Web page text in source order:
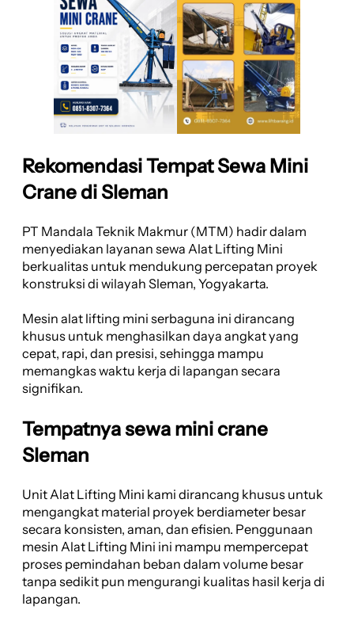
Rekomendasi Tempat Sewa Mini
Crane di Sleman
PT Mandala Teknik Makmur (MTM) hadir dalam
menyediakan layanan sewa Alat Lifting Mini
berkualitas untuk mendukung percepatan proyek
konstruksi di wilayah Sleman, Yogyakarta.
Mesin alat lifting mini serbaguna ini dirancang
khusus untuk menghasilkan daya angkat yang
cepat, rapi, dan presisi, sehingga mampu
memangkas waktu kerja di lapangan secara
signifikan.
Tempatnya sewa mini crane
Sleman
Unit Alat Lifting Mini kami dirancang khusus untuk
mengangkat material proyek berdiameter besar
secara konsisten, aman, dan efisien. Penggunaan
mesin Alat Lifting Mini ini mampu mempercepat
proses pemindahan beban dalam volume besar
tanpa sedikit pun mengurangi kualitas hasil kerja di
lapangan.